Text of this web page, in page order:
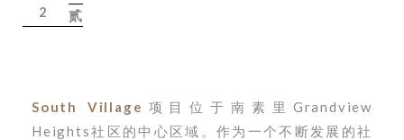
2 贰
South Village 项目位于南素里Grandview
Heights社区的中心区域。作为一个不断发展的社